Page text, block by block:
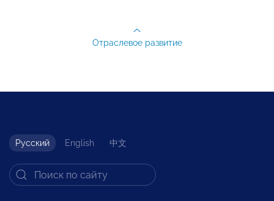
Отраслевое развитие
Русский English 中文